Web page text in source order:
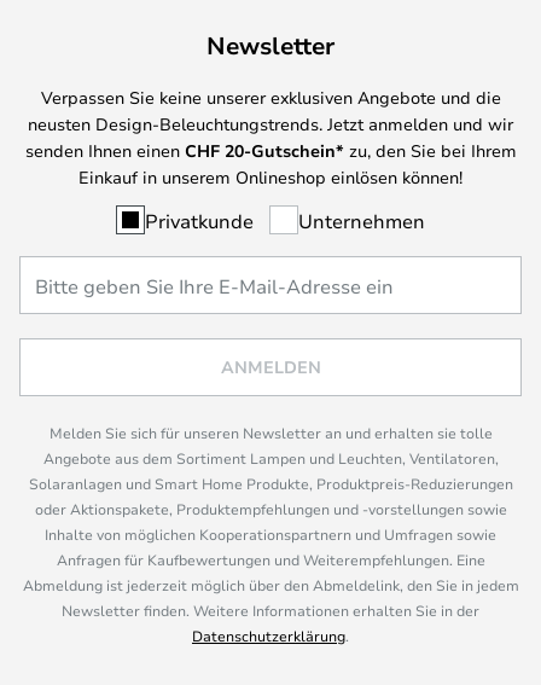
Newsletter
Verpassen Sie keine unserer exklusiven Angebote und die
neusten Design-Beleuchtungstrends. Jetzt anmelden und wir
senden Ihnen einen CHF 20-Gutschein* zu, den Sie bei Ihrem
Einkauf in unserem Onlineshop einlösen können!
Privatkunde Unternehmen
ANMELDEN
Melden Sie sich für unseren Newsletter an und erhalten sie tolle
Angebote aus dem Sortiment Lampen und Leuchten, Ventilatoren,
Solaranlagen und Smart Home Produkte, Produktpreis-Reduzierungen
oder Aktionspakete, Produktempfehlungen und -vorstellungen sowie
Inhalte von möglichen Kooperationspartnern und Umfragen sowie
Anfragen für Kaufbewertungen und Weiterempfehlungen. Eine
Abmeldung ist jederzeit möglich über den Abmeldelink, den Sie in jedem
Newsletter finden. Weitere Informationen erhalten Sie in der
Datenschutzerklärung.